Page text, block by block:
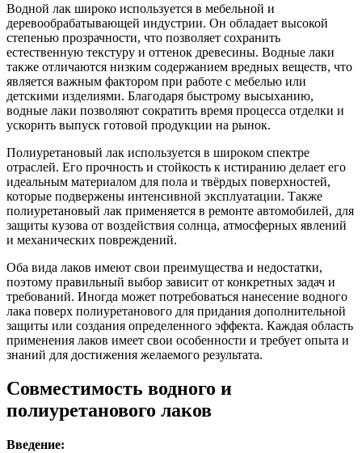
Водной лак широко используется в мебельной и
деревообрабатывающей индустрии. Он обладает высокой
степенью прозрачности, что позволяет сохранить
естественную текстуру и оттенок древесины. Водные лаки
также отличаются низким содержанием вредных веществ, что
является важным фактором при работе с мебелью или
детскими изделиями. Благодаря быстрому высыханию,
водные лаки позволяют сократить время процесса отделки и
ускорить выпуск готовой продукции на рынок.
Полиуретановый лак используется в широком спектре
отраслей. Его прочность и стойкость к истиранию делает его
идеальным материалом для пола и твёрдых поверхностей,
которые подвержены интенсивной эксплуатации. Также
полиуретановый лак применяется в ремонте автомобилей, для
защиты кузова от воздействия солнца, атмосферных явлений
и механических повреждений.
Оба вида лаков имеют свои преимущества и недостатки,
поэтому правильный выбор зависит от конкретных задач и
требований. Иногда может потребоваться нанесение водного
лака поверх полиуретанового для придания дополнительной
защиты или создания определенного эффекта. Каждая область
применения лаков имеет свои особенности и требует опыта и
знаний для достижения желаемого результата.
Совместимость водного и
полиуретанового лаков
Введение: